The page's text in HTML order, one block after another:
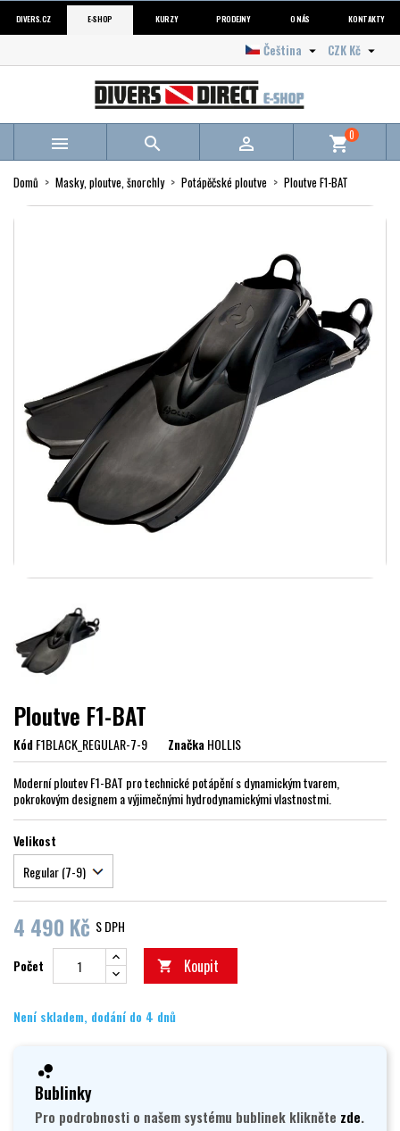
DIVERS.CZ E-SHOP KURZY PRODEJNY O NÁS KONTAKTY
CZK Kč 
Čeština 
   shopping_cart0
Domů Masky, ploutve, šnorchly Potápěčské ploutve Ploutve F1-BAT
Ploutve F1-BAT
KódF1BLACK_REGULAR-7-9 ZnačkaHOLLIS
Moderní ploutev F1-BAT pro technické potápění s dynamickým tvarem,
pokrokovým designem a výjimečnými hydrodynamickými vlastnostmi.
Velikost
4 490 Kč S DPH
Počet  Koupit
Není skladem, dodání do 4 dnů
Bublinky
Pro podrobnosti o našem systému bublinek klikněte zde.